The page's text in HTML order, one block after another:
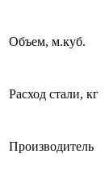
Объем, м.куб.
Расход стали, кг
Производитель